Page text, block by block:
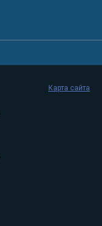
Карта сайта